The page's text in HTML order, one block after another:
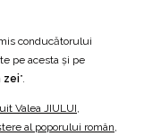
conducătorului
pe acesta și pe
zei”.
Valea JIULUI
al poporului român